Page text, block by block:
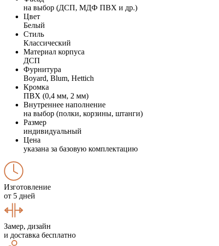
на выбор (ДСП, МДФ ПВХ и др.)
Цвет
Белый
Стиль
Классический
Материал корпуса
ДСП
Фурнитура
Boyard, Blum, Hettich
Кромка
ПВХ (0,4 мм, 2 мм)
Внутреннее наполнение
на выбор (полки, корзины, штанги)
Размер
индивидуальный
Цена
указана за базовую комплектацию
Изготовление
от 5 дней
Замер, дизайн
и доставка бесплатно